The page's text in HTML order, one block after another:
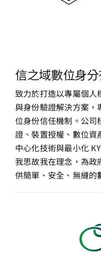
信之域數位身分
致力於打造以專屬個人
與身份驗證解決方案，
位身份信任機制。公
證、裝置授權、數位
中心化技術與最小化
我思故我在理念，為
供簡單、安全、無縫的